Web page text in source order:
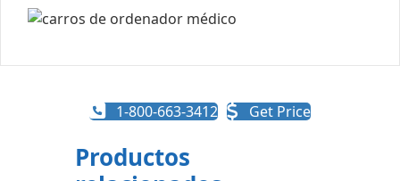
1-800-663-3412 Get Price
Productos